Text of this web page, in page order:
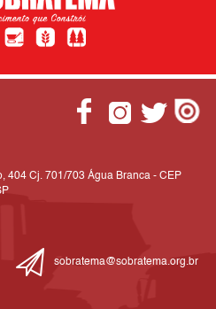
404 Cj. 701/703 Água Branca - CEP
sobratema@sobratema.org.br